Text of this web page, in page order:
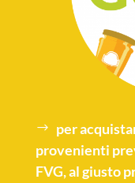
per
provenienti
FVG, al giusto